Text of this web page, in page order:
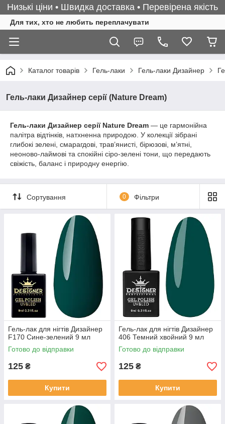
Низькі ціни • Швидка доставка • Перевірена якість
Для тих, хто не любить переплачувати
Каталог товарів Гель-лаки Гель-лаки Дизайнер
Гель-лаки Дизайнер серії (Nature Dream)
Гель-лаки Дизайнер серії Nature Dream — це гармонійна
палітра відтінків, натхненна природою. У колекції зібрані
глибокі зелені, смарагдові, трав’янисті, бірюзові, м’ятні,
неоново-лаймові та спокійні сіро-зелені тони, що передають
свіжість, баланс і природну енергію.
Сортування 0 Фільтри
Гель-лак для нігтів Дизайнер
F170 Сине-зелений 9 мл
Готово до відправки
125 ₴
Купити
Гель-лак для нігтів Дизайнер
406 Темний хвойний 9 мл
Готово до відправки
125 ₴
Купити